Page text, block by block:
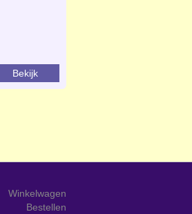
Bekijk
Winkelwagen
Bestellen